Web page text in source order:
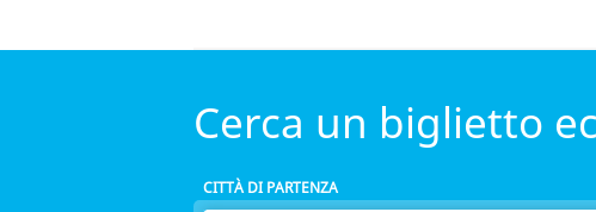
Cerca un biglietto
CITTÀ DI PARTENZA